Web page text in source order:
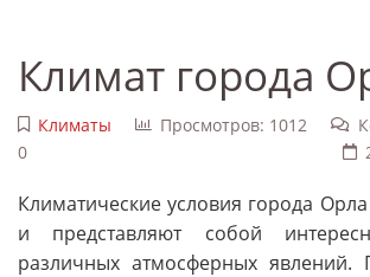
Климат города
Климаты Просмотров: 1012
0
Климатические условия города
и представляют собой
различных атмосферных